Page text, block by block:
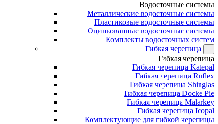
Водосточные системы
Металлические водосточные системы
Пластиковые водосточные системы
Оцинкованные водосточные системы
Комплекты водосточных систем
Гибкая черепица
Гибкая черепица
Гибкая черепица Katepal
Гибкая черепица Ruflex
Гибкая черепица Shinglas
Гибкая черепица Docke Pie
Гибкая черепица Malarkey
Гибкая черепица Icopal
Комплектующие для гибкой черепицы